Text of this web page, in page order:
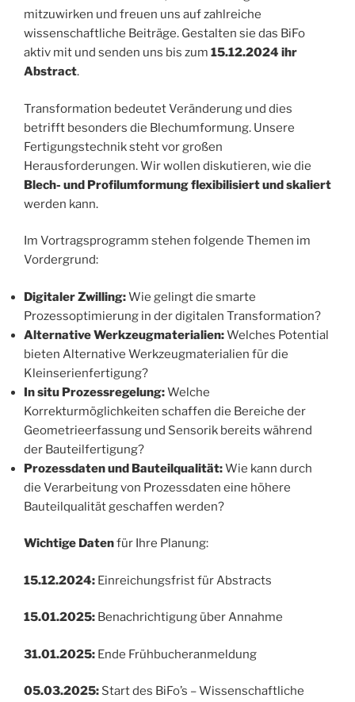
mitzuwirken und freuen uns auf zahlreiche
wissenschaftliche Beiträge. Gestalten sie das BiFo
aktiv mit und senden uns bis zum 15.12.2024 ihr
Abstract.
Transformation bedeutet Veränderung und dies
betrifft besonders die Blechumformung. Unsere
Fertigungstechnik steht vor großen
Herausforderungen. Wir wollen diskutieren, wie die
Blech- und Profilumformung flexibilisiert und skaliert
werden kann.
Im Vortragsprogramm stehen folgende Themen im
Vordergrund:
Digitaler Zwilling:Wie gelingt die smarte
Prozessoptimierung in der digitalen Transformation?
Alternative Werkzeugmaterialien:Welches Potential
bieten Alternative Werkzeugmaterialien für die
Kleinserienfertigung?
In situ Prozessregelung:Welche
Korrekturmöglichkeiten schaffen die Bereiche der
Geometrieerfassung und Sensorik bereits während
der Bauteilfertigung?
Prozessdaten und Bauteilqualität:Wie kann durch
die Verarbeitung von Prozessdaten eine höhere
Bauteilqualität geschaffen werden?
Wichtige Datenfür Ihre Planung:
15.12.2024: Einreichungsfrist für Abstracts
15.01.2025: Benachrichtigung über Annahme
31.01.2025: Ende Frühbucheranmeldung
05.03.2025: Start des BiFo’s – Wissenschaftliche